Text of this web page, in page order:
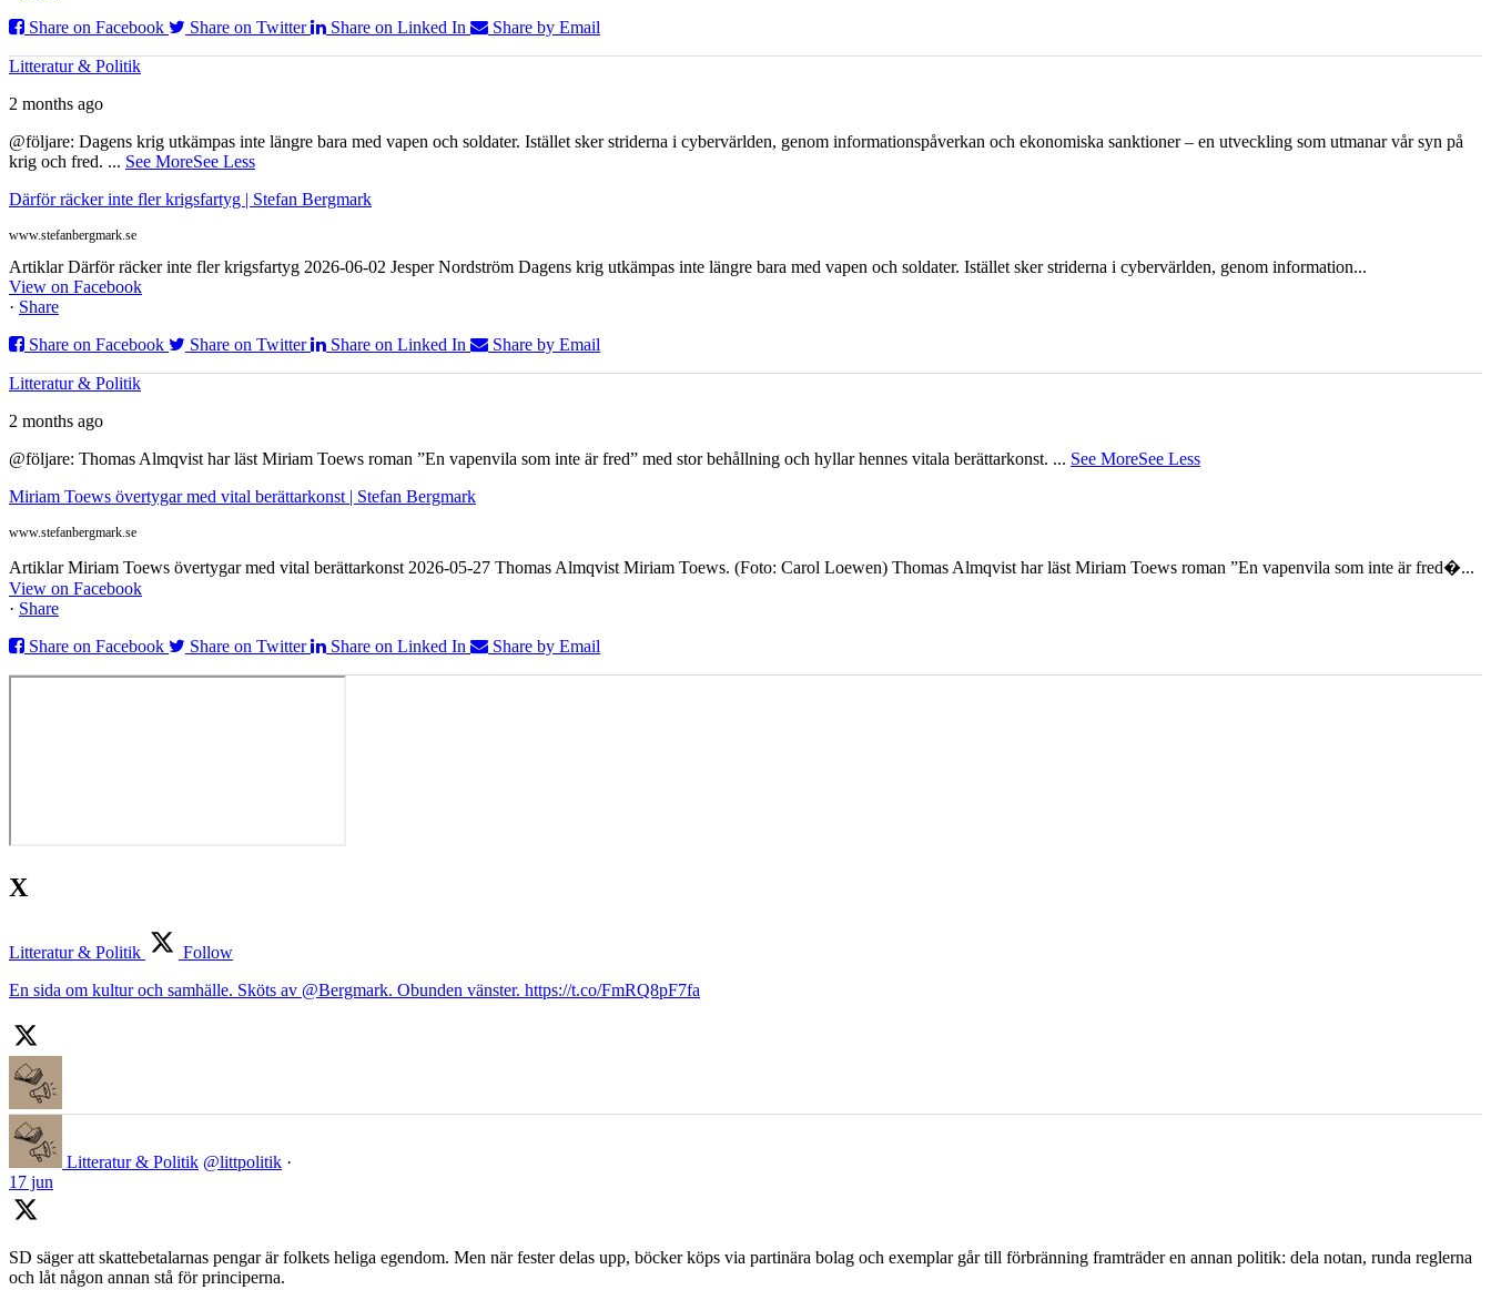
Share on Facebook
Share on Twitter Share on Linked In Share by Email
Litteratur & Politik
2 months ago
@följare: Dagens krig utkämpas inte längre bara med vapen och soldater. Istället sker striderna i cybervärlden, genom informationspåverkan och ekonomiska sanktioner – en utveckling som utmanar vår syn på
krig och fred. ... See MoreSee Less
Därför räcker inte fler krigsfartyg | Stefan Bergmark
www.stefanbergmark.se
Artiklar Därför räcker inte fler krigsfartyg 2026-06-02 Jesper Nordström Dagens krig utkämpas inte längre bara med vapen och soldater. Istället sker striderna i cybervärlden, genom information...
View on Facebook
· Share
Share on Facebook
Share on Twitter Share on Linked In Share by Email
Litteratur & Politik
2 months ago
@följare: Thomas Almqvist har läst Miriam Toews roman ”En vapenvila som inte är fred” med stor behållning och hyllar hennes vitala berättarkonst. ... See MoreSee Less
Miriam Toews övertygar med vital berättarkonst | Stefan Bergmark
www.stefanbergmark.se
Artiklar Miriam Toews övertygar med vital berättarkonst 2026-05-27 Thomas Almqvist Miriam Toews. (Foto: Carol Loewen) Thomas Almqvist har läst Miriam Toews roman ”En vapenvila som inte är fred�...
View on Facebook
· Share
Share on Facebook
Share on Twitter Share on Linked In Share by Email
X
Litteratur & Politik
Follow
En sida om kultur och samhälle. Sköts av @Bergmark. Obunden vänster. https://t.co/FmRQ8pF7fa
Litteratur & Politik @littpolitik ·
17 jun
SD säger att skattebetalarnas pengar är folkets heliga egendom. Men när fester delas upp, böcker köps via partinära bolag och exemplar går till förbränning framträder en annan politik: dela notan, runda reglerna
och låt någon annan stå för principerna.